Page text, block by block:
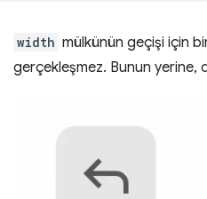
width mülkünün geçişi için
gerçekleşmez. Bunun yerine,